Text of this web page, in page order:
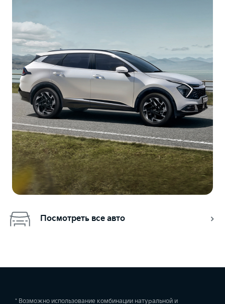
Посмотреть все авто
* Возможно использование комбинации натуральной и